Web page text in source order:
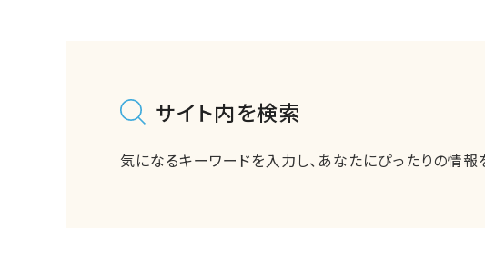
サイト内を検索
気になるキーワードを入力し、 あなたにぴったりの情報